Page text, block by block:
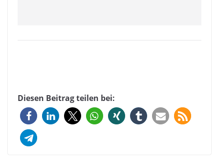
Diesen Beitrag teilen bei: